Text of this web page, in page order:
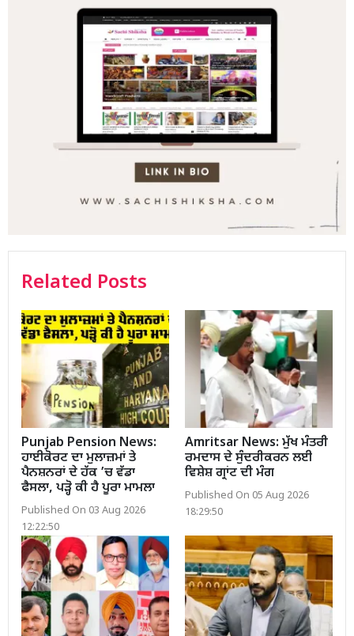
Related Posts
Punjab Pension News:
ਹਾਈਕੋਰਟ ਦਾ ਮੁਲਾਜ਼ਮਾਂ ਤੇ
ਪੈਨਸ਼ਨਰਾਂ ਦੇ ਹੱਕ ’ਚ ਵੱਡਾ
ਫੈਸਲਾ, ਪੜ੍ਹੋ ਕੀ ਹੈ ਪੂਰਾ ਮਾਮਲਾ
Published On 03 Aug 2026
12:22:50
Amritsar News: ਮੁੱਖ ਮੰਤਰੀ
ਰਮਦਾਸ ਦੇ ਸੁੰਦਰੀਕਰਨ ਲਈ
ਵਿਸ਼ੇਸ਼ ਗ੍ਰਾਂਟ ਦੀ ਮੰਗ
Published On 05 Aug 2026
18:29:50